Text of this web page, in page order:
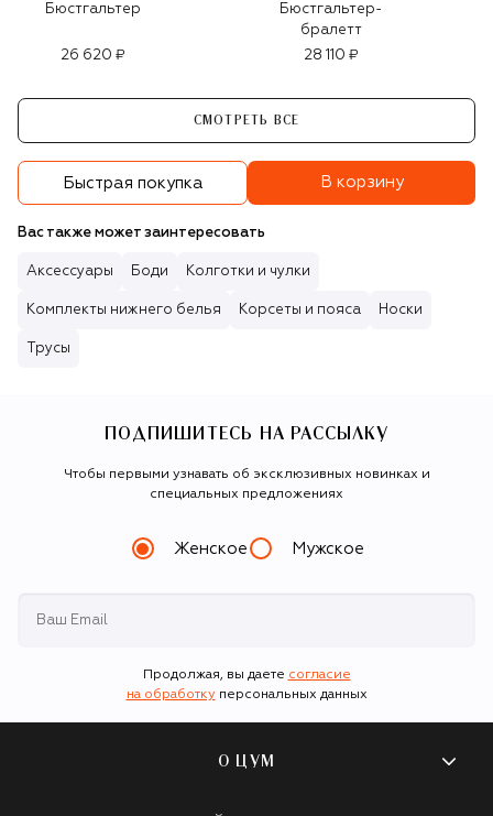
Бюстгальтер
26 620 ₽
Бюстгальтер-
бралетт
28 110 ₽
СМОТРЕТЬ ВСЕ
Быстрая покупка В корзину
Вас также может заинтересовать
Аксессуары Боди Колготки и чулки
Комплекты нижнего белья Корсеты и пояса Носки
Трусы
ПОДПИШИТЕСЬ НА РАССЫЛКУ
Чтобы первыми узнавать об эксклюзивных новинках и
специальных предложениях
Женское Мужское
Продолжая, вы даете согласие
на обработку персональных данных
О ЦУМ
О магазине